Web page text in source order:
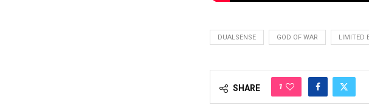
DUALSENSE GOD OF WAR LIMITED
SHARE 1